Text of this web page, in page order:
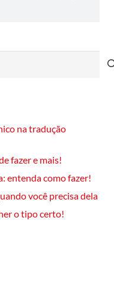
na tradução
fazer e mais!
entenda como fazer!
você precisa dela
o tipo certo!